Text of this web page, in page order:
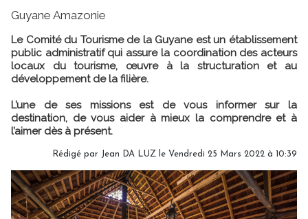
Guyane Amazonie
Le Comité du Tourisme de la Guyane est un établissement
public administratif qui assure la coordination des acteurs
locaux du tourisme, œuvre à la structuration et au
développement de la filière.
L’une de ses missions est de vous informer sur la
destination, de vous aider à mieux la comprendre et à
l’aimer dès à présent.
Rédigé par Jean DA LUZ le Vendredi 25 Mars 2022 à 10:39